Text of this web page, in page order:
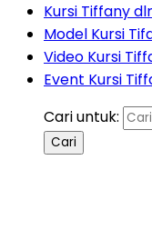
Kursi Tiffany
Model Kursi
Video Kursi
Event Kursi
Cari untuk: